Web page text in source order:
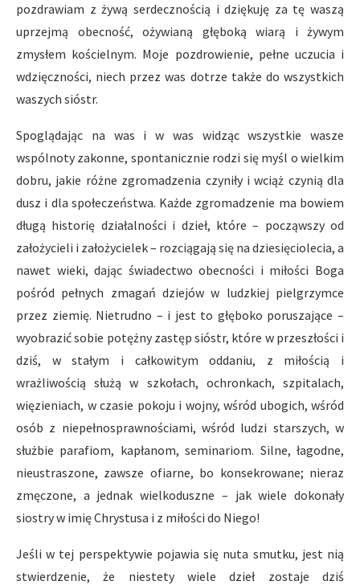
pozdrawiam z żywą serdecznością i dziękuję za tę waszą
uprzejmą obecność, ożywianą głęboką wiarą i żywym
zmysłem kościelnym. Moje pozdrowienie, pełne uczucia i
wdzięczności, niech przez was dotrze także do wszystkich
waszych sióstr.
Spoglądając na was i w was widząc wszystkie wasze
wspólnoty zakonne, spontanicznie rodzi się myśl o wielkim
dobru, jakie różne zgromadzenia czyniły i wciąż czynią dla
dusz i dla społeczeństwa. Każde zgromadzenie ma bowiem
długą historię działalności i dzieł, które – począwszy od
założycieli i założycielek – rozciągają się na dziesięciolecia, a
nawet wieki, dając świadectwo obecności i miłości Boga
pośród pełnych zmagań dziejów w ludzkiej pielgrzymce
przez ziemię. Nietrudno – i jest to głęboko poruszające –
wyobrazić sobie potężny zastęp sióstr, które w przeszłości i
dziś, w stałym i całkowitym oddaniu, z miłością i
wrażliwością służą w szkołach, ochronkach, szpitalach,
więzieniach, w czasie pokoju i wojny, wśród ubogich, wśród
osób z niepełnosprawnościami, wśród ludzi starszych, w
służbie parafiom, kapłanom, seminariom. Silne, łagodne,
nieustraszone, zawsze ofiarne, bo konsekrowane; nieraz
zmęczone, a jednak wielkoduszne – jak wiele dokonały
siostry w imię Chrystusa i z miłości do Niego!
Jeśli w tej perspektywie pojawia się nuta smutku, jest nią
stwierdzenie, że niestety wiele dzieł zostaje dziś